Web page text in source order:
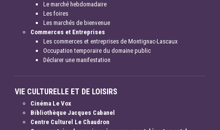
Le marché hebdomadaire
Les foires
Les marchés de bienvenue
Commerces et Entreprises
Les commerces et entreprises de Montignac-Lascaux
Occupation temporaire du domaine public
Déclarer une manifestation
VIE CULTURELLE ET DE LOISIRS
Cinéma Le Vox
Bibliothèque Jacques Cabanel
Centre Culturel Le Chaudron